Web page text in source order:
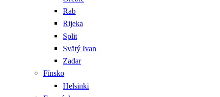
Rab
Rijeka
Split
Svätý Ivan
Zadar
Fínsko
Helsinki